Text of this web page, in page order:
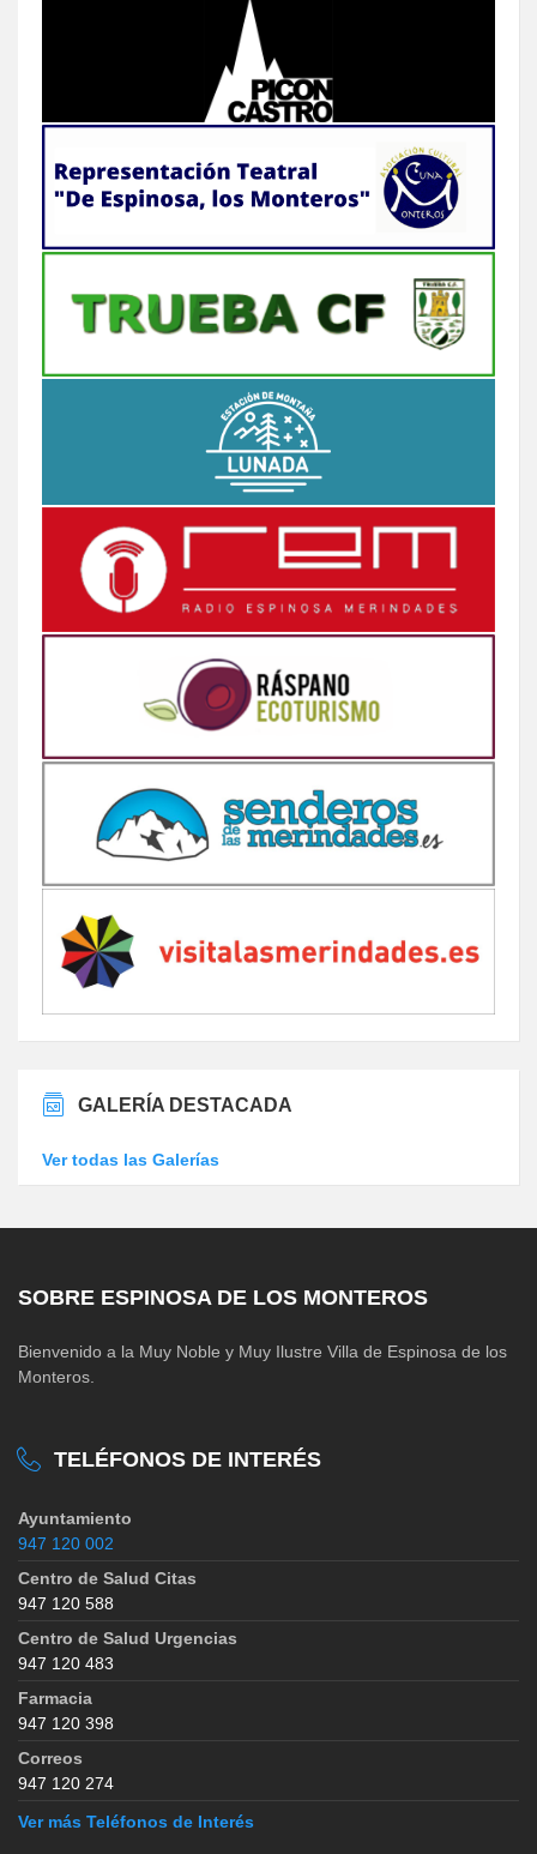
GALERÍA DESTACADA
Ver todas las Galerías
SOBRE ESPINOSA DE LOS MONTEROS
Bienvenido a la Muy Noble y Muy Ilustre Villa de Espinosa de los
Monteros.
TELÉFONOS DE INTERÉS
Ayuntamiento
947 120 002
Centro de Salud Citas
947 120 588
Centro de Salud Urgencias
947 120 483
Farmacia
947 120 398
Correos
947 120 274
Ver más Teléfonos de Interés